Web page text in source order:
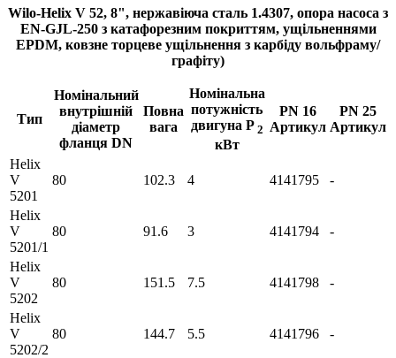
Wilo-Helix V 52, 8", нержавіюча сталь 1.4307, опора насоса з
EN-GJL-250 з катафорезним покриттям, ущільненнями
EPDM, ковзне торцеве ущільнення з карбіду вольфраму/
графіту)
Тип
Номінальний
внутрішній
діаметр
фланця DN
Повна
вага
Номінальна
потужність
двигуна P 2
кВт
PN 16
Артикул
PN 25
Артикул
Helix
V
5201
80 102.3 4 4141795 -
Helix
V
5201/1
80 91.6 3 4141794 -
Helix
V
5202
80 151.5 7.5 4141798 -
Helix
V
5202/2
80 144.7 5.5 4141796 -